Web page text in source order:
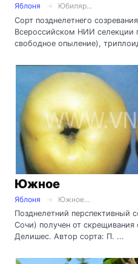
Яблоня
Юбиляр...
Сорт позднелетнего
Всероссийском НИИ селекции
свободное опыление),
Южное
Яблоня
Южное...
Позднелетний перспективный
Сочи) получен от скрещивания
Делишес. Автор сорта: П. ...